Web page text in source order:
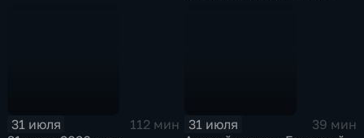
31 июля
112 мин
31 июля
39 мин